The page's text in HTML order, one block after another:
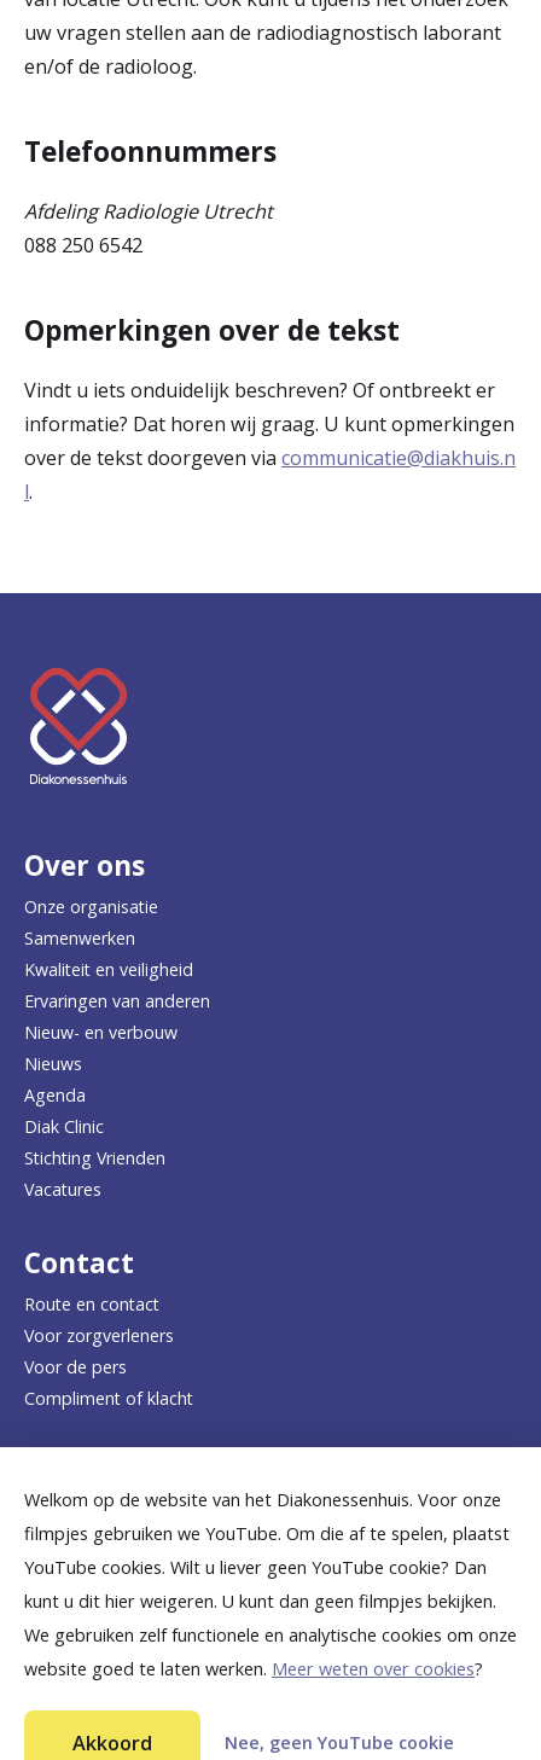
uw vragen stellen aan de radiodiagnostisch laborant
en/of de radioloog.
Telefoonnummers
Afdeling Radiologie Utrecht
088 250 6542
Opmerkingen over de tekst
Vindt u iets onduidelijk beschreven? Of ontbreekt er
informatie? Dat horen wij graag. U kunt opmerkingen
over de tekst doorgeven via communicatie@diakhuis.n
l.
Welkom op de website van het Diakonessenhuis. Voor onze
filmpjes gebruiken we YouTube. Om die af te spelen, plaatst
YouTube cookies. Wilt u liever geen YouTube cookie? Dan
kunt u dit hier weigeren. U kunt dan geen filmpjes bekijken.
We gebruiken zelf functionele en analytische cookies om onze
website goed te laten werken. Meer weten over cookies?
Akkoord Nee, geen YouTube cookie
K
e
e
t
e
r
u
g
n
a
a
d
e
h
o
p
a
g
e
Over ons
Onze organisatie
Samenwerken
Kwaliteit en veiligheid
Ervaringen van anderen
Nieuw- en verbouw
Nieuws
Agenda
Diak Clinic
Stichting Vrienden
Vacatures
Contact
Route en contact
Voor zorgverleners
Voor de pers
Compliment of klacht
Dicht bij jou
B
e
k
B
e
k
j
B
e
k
B
e
k
j
B
e
k
j
Aansprakelijkheid